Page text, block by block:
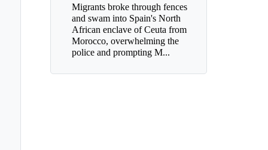
Migrants broke through fences
and swam into Spain's North
African enclave of Ceuta from
Morocco, overwhelming the
police and prompting M...